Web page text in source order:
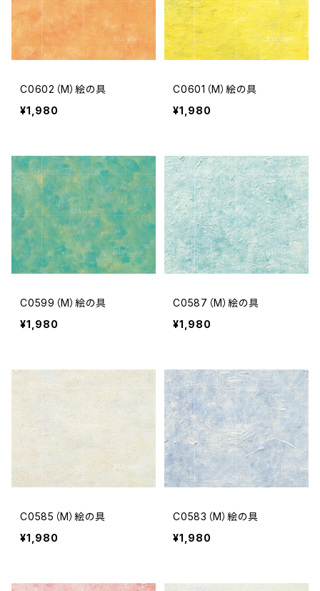
C0602（M）絵の具
¥1,980
C0601（M）絵の具
¥1,980
C0599（M）絵の具
¥1,980
C0587（M）絵の具
¥1,980
C0585（M）絵の具
¥1,980
C0583（M）絵の具
¥1,980